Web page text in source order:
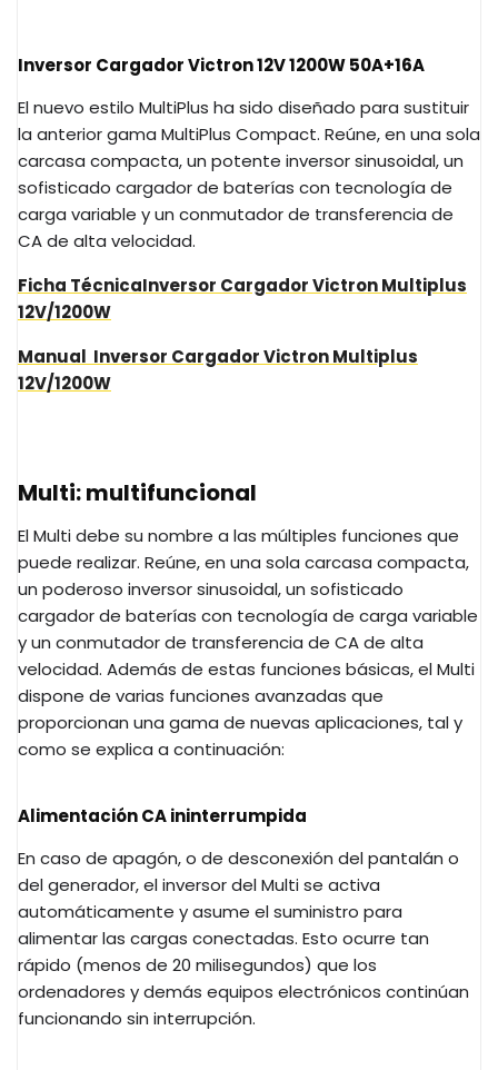
Inversor Cargador Victron 12V 1200W 50A+16A
El nuevo estilo MultiPlus ha sido diseñado para sustituir
la anterior gama MultiPlus Compact. Reúne, en una sola
carcasa compacta, un potente inversor sinusoidal, un
sofisticado cargador de baterías con tecnología de
carga variable y un conmutador de transferencia de
CA de alta velocidad.
Ficha TécnicaInversor Cargador Victron Multiplus
12V/1200W
Manual Inversor Cargador Victron Multiplus
12V/1200W
Multi: multifuncional
El Multi debe su nombre a las múltiples funciones que
puede realizar. Reúne, en una sola carcasa compacta,
un poderoso inversor sinusoidal, un sofisticado
cargador de baterías con tecnología de carga variable
y un conmutador de transferencia de CA de alta
velocidad. Además de estas funciones básicas, el Multi
dispone de varias funciones avanzadas que
proporcionan una gama de nuevas aplicaciones, tal y
como se explica a continuación:
Alimentación CA ininterrumpida
En caso de apagón, o de desconexión del pantalán o
del generador, el inversor del Multi se activa
automáticamente y asume el suministro para
alimentar las cargas conectadas. Esto ocurre tan
rápido (menos de 20 milisegundos) que los
ordenadores y demás equipos electrónicos continúan
funcionando sin interrupción.